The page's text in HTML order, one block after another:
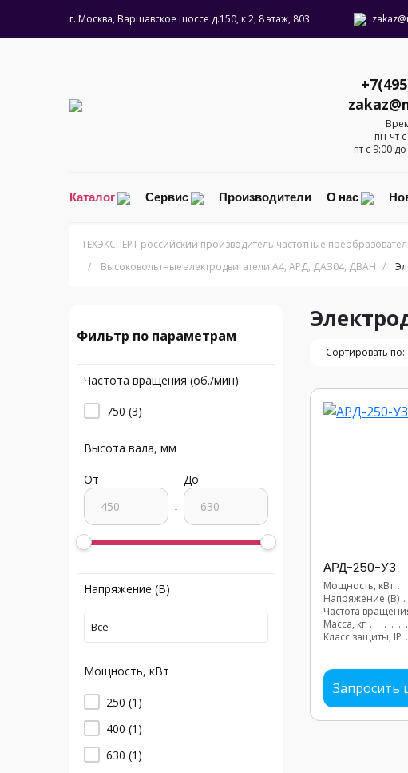
г. Москва, Варшавское шоссе д.150, к 2, 8 этаж, 803
пн-чт
пт с 9:00
Каталог Сервис Производители О нас
ТЕХЭКСПЕРТ российский производитель частотные
/
Высоковольтные электродвигатели A4, АРД, ДАЗ04, ДВАН /
Фильтр по параметрам
Частота вращения (об./мин)
750 (3)
Высота вала, мм
От
-
До
Напряжение (В)
Все
Мощность, кВт
250 (1)
400 (1)
630 (1)
Сортировать по:
АРД-250-У3
Мощность, кВт
Напряжение (В)
Частота
Масса, кг
Класс защиты, IP
Запросить